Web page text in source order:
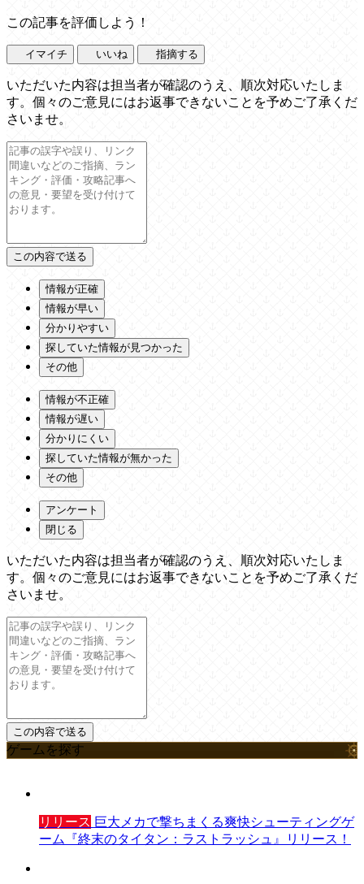
この記事を評価しよう！
イマイチ いいね 指摘する
いただいた内容は担当者が確認のうえ、順次対応いたしま
す。個々のご意見にはお返事できないことを予めご了承くだ
さいませ。
情報が正確
情報が早い
分かりやすい
探していた情報が見つかった
その他
情報が不正確
情報が遅い
分かりにくい
探していた情報が無かった
その他
アンケート
閉じる
いただいた内容は担当者が確認のうえ、順次対応いたしま
す。個々のご意見にはお返事できないことを予めご了承くだ
さいませ。
ゲームを探す
リリース 巨大メカで撃ちまくる爽快シューティングゲ
ーム『終末のタイタン：ラストラッシュ』リリース！